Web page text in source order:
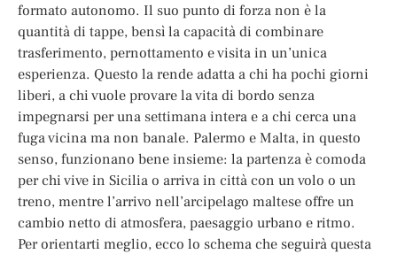
formato autonomo. Il suo punto di forza non è la
quantità di tappe, bensì la capacità di combinare
trasferimento, pernottamento e visita in un’unica
esperienza. Questo la rende adatta a chi ha pochi giorni
liberi, a chi vuole provare la vita di bordo senza
impegnarsi per una settimana intera e a chi cerca una
fuga vicina ma non banale. Palermo e Malta, in questo
senso, funzionano bene insieme: la partenza è comoda
per chi vive in Sicilia o arriva in città con un volo o un
treno, mentre l’arrivo nell’arcipelago maltese offre un
cambio netto di atmosfera, paesaggio urbano e ritmo.
Per orientarti meglio, ecco lo schema che seguirà questa